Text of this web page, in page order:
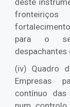
deste
para o
(iv) Quadro
Empresas
contínuo